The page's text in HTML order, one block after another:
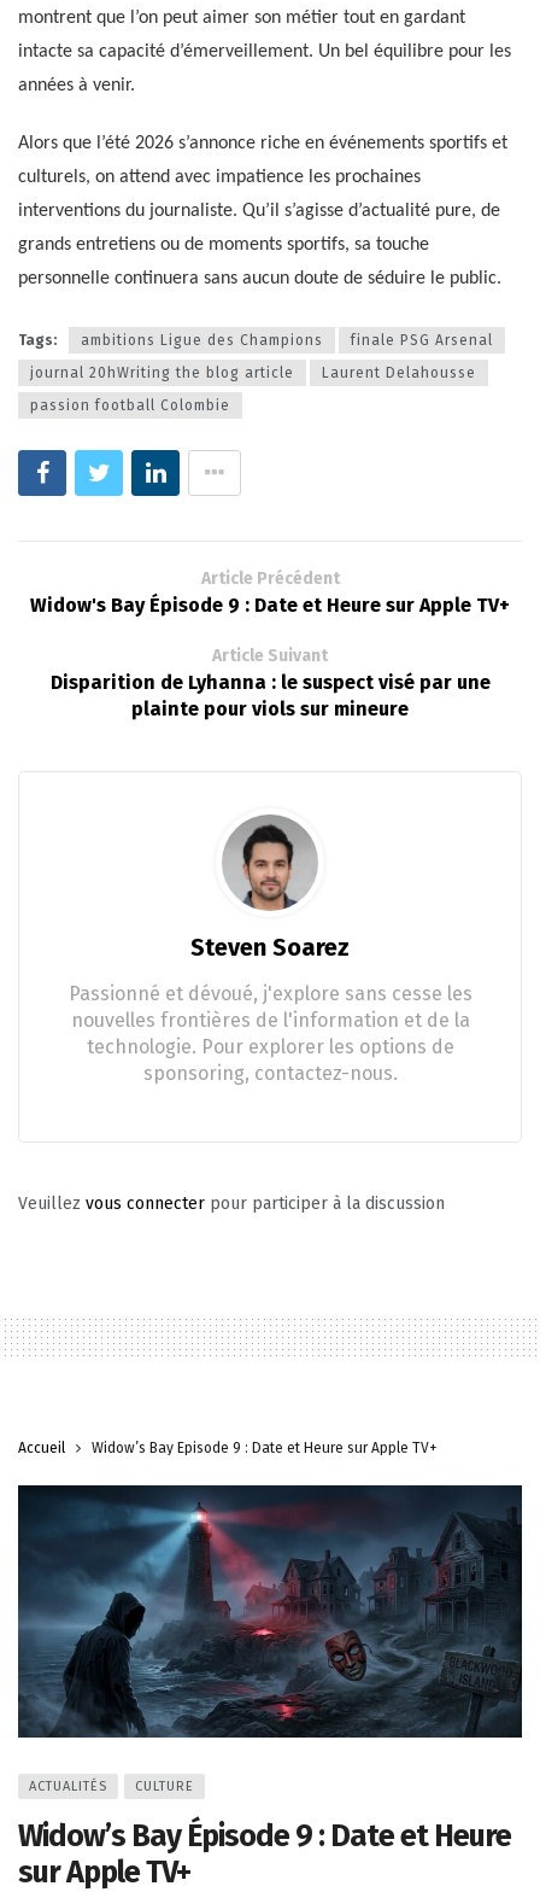
montrent que l’on peut aimer son métier tout en gardant
intacte sa capacité d’émerveillement. Un bel équilibre pour les
années à venir.
Alors que l’été 2026 s’annonce riche en événements sportifs et
culturels, on attend avec impatience les prochaines
interventions du journaliste. Qu’il s’agisse d’actualité pure, de
grands entretiens ou de moments sportifs, sa touche
personnelle continuera sans aucun doute de séduire le public.
Tags: ambitions Ligue des Champions
finale PSG Arsenal
journal 20hWriting the blog article
Laurent Delahousse
passion football Colombie
Article Précédent
Widow's Bay Épisode 9 : Date et Heure sur Apple TV+
Article Suivant
Disparition de Lyhanna : le suspect visé par une
plainte pour viols sur mineure
Steven Soarez
Passionné et dévoué, j'explore sans cesse les
nouvelles frontières de l'information et de la
technologie. Pour explorer les options de
sponsoring, contactez-nous.
Veuillez vous connecter pour participer à la discussion
Accueil Widow’s Bay Épisode 9 : Date et Heure sur Apple TV+
ACTUALITÉS CULTURE
Widow’s Bay Épisode 9 : Date et Heure
sur Apple TV+